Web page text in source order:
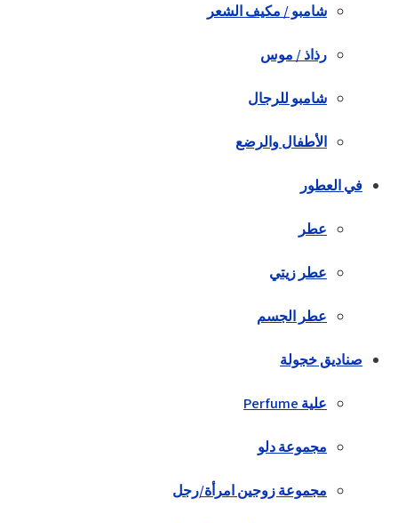
شامبو / مكيف الشعر
رذاذ / موس
شامبو للرجال
الأطفال والرضع
في العطور
عطر
عطر زيتي
عطر الجسم
صناديق خجولة
علية Perfume
مجموعة دلو
مجموعة زوجين امرأة/رجل